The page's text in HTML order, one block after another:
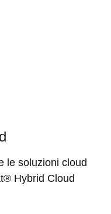
le soluzioni cloud
Hybrid Cloud